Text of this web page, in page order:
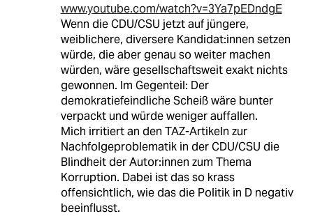
www.youtube.com/watch?v=3Ya7pEDndgE
Wenn die CDU/CSU jetzt auf jüngere,
weiblichere, diversere Kandidat:innen setzen
würde, die aber genau so weiter machen
würden, wäre gesellschaftsweit exakt nichts
gewonnen. Im Gegenteil: Der
demokratiefeindliche Scheiß wäre bunter
verpackt und würde weniger auffallen.
Mich irritiert an den TAZ-Artikeln zur
Nachfolgeproblematik in der CDU/CSU die
Blindheit der Autor:innen zum Thema
Korruption. Dabei ist das so krass
offensichtlich, wie das die Politik in D negativ
beeinflusst.